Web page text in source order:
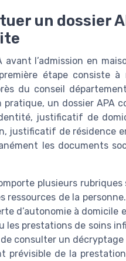
un dossier
avant l’admission en
étape consiste
du conseil
pratique, un dossier APA
justificatif de
justificatif de résidence
les documents
plusieurs
ressources de la
d’autonomie à domicile
les prestations de soins
consulter un
prévisible de la